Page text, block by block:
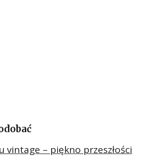
vintage – piękno przeszłości